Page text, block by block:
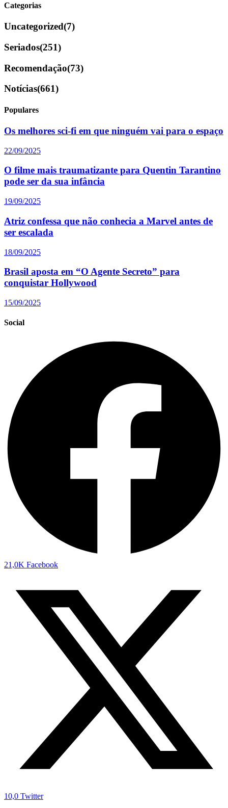
Categorias
Uncategorized(7)
Seriados(251)
Recomendação(73)
Notícias(661)
Populares
Os melhores sci-fi em que ninguém vai para o espaço
22/09/2025
O filme mais traumatizante para Quentin Tarantino
pode ser da sua infância
19/09/2025
Atriz confessa que não conhecia a Marvel antes de
ser escalada
18/09/2025
Brasil aposta em “O Agente Secreto” para
conquistar Hollywood
15/09/2025
Social
21,0K Facebook
10,0 Twitter